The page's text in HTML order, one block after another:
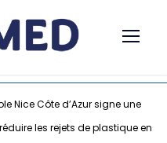
Nice Côte d’Azur signe une
les rejets de plastique en